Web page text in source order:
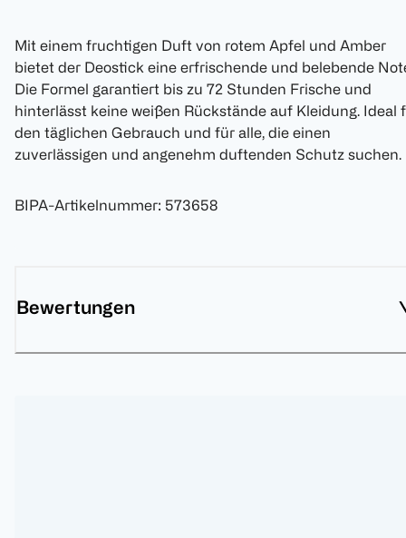
Mit einem fruchtigen Duft von rotem Apfel und Amber
bietet der Deostick eine erfrischende und belebende
Die Formel garantiert bis zu 72 Stunden Frische und
hinterlässt keine weißen Rückstände auf Kleidung. Ideal
den täglichen Gebrauch und für alle, die einen
zuverlässigen und angenehm duftenden Schutz suchen.
BIPA-Artikelnummer: 573658
Bewertungen